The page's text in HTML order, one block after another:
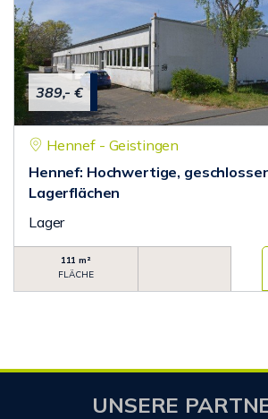
389,- €
Hennef - Geistingen
Hennef: Hochwertige,
Lagerflächen
Lager
111 m²
FLÄCHE
UNSERE